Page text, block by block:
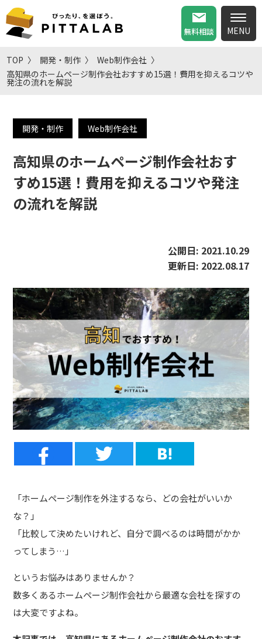
無料相談
TOP 開発・制作
Web制作会社
高知県のホームページ制作会社おすすめ15選！費用を抑えるコツや
発注の流れを解説
開発・制作 Web制作会社
高知県のホームページ制作会社おす
すめ15選！費用を抑えるコツや発注
の流れを解説
公開日: 2021.10.29
更新日: 2022.08.17
「ホームページ制作を外注するなら、どの会社がいいか
な？」
「比較して決めたいけれど、自分で調べるのは時間がかか
ってしまう…」
というお悩みはありませんか？
数多くあるホームページ制作会社から最適な会社を探すの
は大変ですよね。